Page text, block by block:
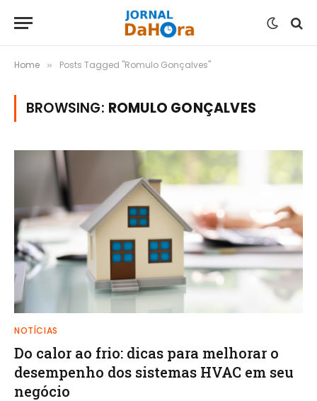
Home » Posts Tagged "Romulo Gonçalves"
BROWSING: ROMULO GONÇALVES
NOTÍCIAS
Do calor ao frio: dicas para melhorar o
desempenho dos sistemas HVAC em seu
negócio